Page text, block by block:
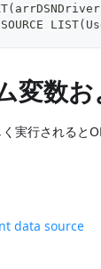
SOURCE
変数
実行されると
data source